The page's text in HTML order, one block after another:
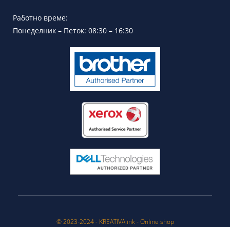
Работно време:
Понеделник – Петок: 08:30 – 16:30
© 2023-2024 - KREATIVA.ink - Online shop